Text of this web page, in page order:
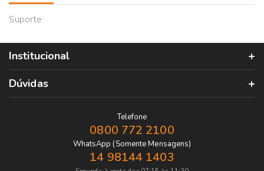
Suporte
Institucional
Dúvidas
Telefone
0800 772 2100
WhatsApp (Somente Mensagens)
14 98144 1403